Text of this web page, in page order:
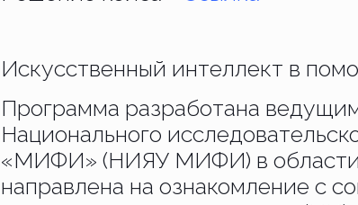
Искусственный интеллект в
Программа разработана
Национального
«МИФИ» (НИЯУ МИФИ) в области
направлена на ознакомление с